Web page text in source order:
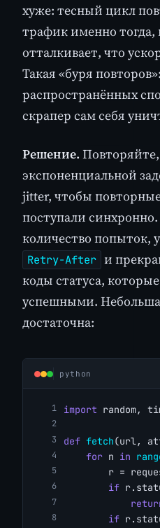
хуже: тесный цикл
трафик именно тогда,
отталкивает, что
Такая «буря
распространённых
скрапер сам себя
Решение.
экспоненциальной
jitter, чтобы
поступали
количество попыток,
Retry-After и
коды статуса,
успешными.
достаточна:
python
import random,
def fetch(url,
for n in
r =
if
if